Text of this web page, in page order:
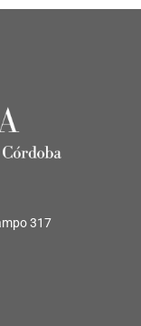
317